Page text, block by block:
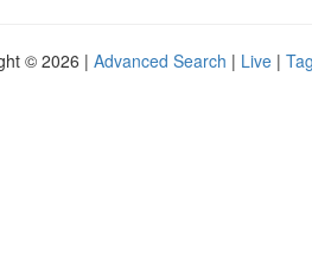
© 2026 | Advanced Search | Live |